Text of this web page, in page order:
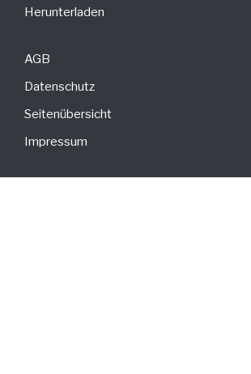
Herunterladen
AGB
Datenschutz
Seitenübersicht
Impressum